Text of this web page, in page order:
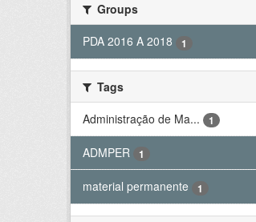
Groups
PDA 2016 A 2018
1
Tags
Administração de Ma...
1
ADMPER 1
material permanente 1